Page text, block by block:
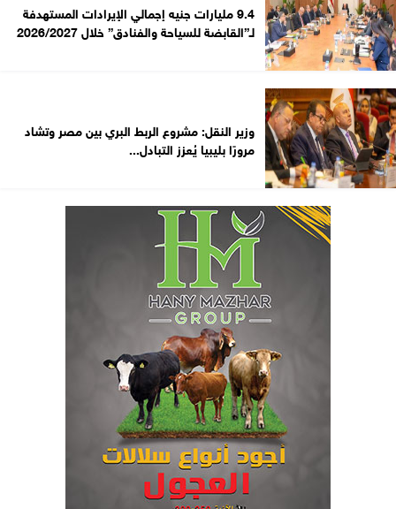
9.4 مليارات جنيه إجمالي الإيرادات المستهدفة
لـ”القابضة للسياحة والفنادق” خلال 2026/2027
وزير النقل: مشروع الربط البري بين مصر وتشاد
مرورًا بليبيا يُعزز التبادل...